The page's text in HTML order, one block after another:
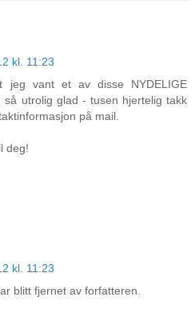
kl. 11:23
jeg vant et av disse NYDELIGE
så utrolig glad - tusen hjertelig takk
på mail.
deg!
kl. 11:23
blitt fjernet av forfatteren.